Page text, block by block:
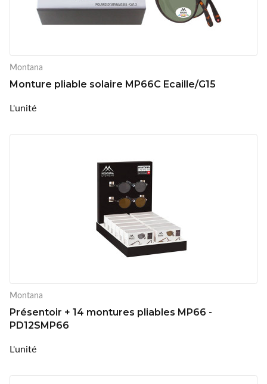
Montana
Monture pliable solaire MP66C Ecaille/G15
L'unité
Montana
Présentoir + 14 montures pliables MP66 -
PD12SMP66
L'unité